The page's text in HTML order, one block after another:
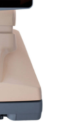
(В) x 470 мм
принтер.
PDF на USB.
в сетевой